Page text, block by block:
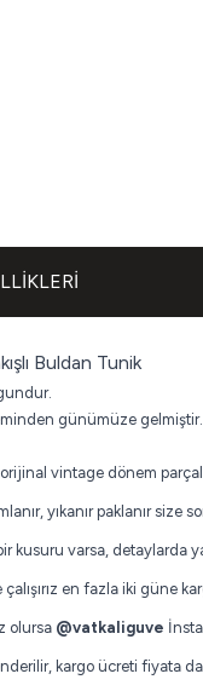
Buldan Tunik
günümüze gelmiştir.
vintage dönem
yıkanır paklanır size
kusuru varsa, detaylarda
en fazla iki güne
olursa @vatkaliguve
kargo ücreti fiyata